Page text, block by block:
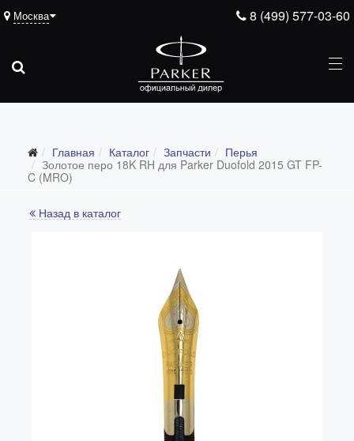
8 (499) 577-03-60
Москва
Главная Каталог Запчасти
Перья
Золотое перо 18K RH для Parker Duofold 2015 GT FP-
C (MRO)
Назад в каталог
Ежедневники
С золотым пером
Все запчасти
Зоны захвата